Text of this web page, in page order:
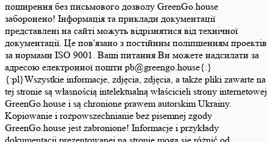
поширення без письмового дозволу GreenGo.house
заборонено! Інформація та приклади документації
представлені на сайті можуть відрізнятися від технічної
документації. Це пов'язано з постійним поліпшенням проектів
за нормами ISO 9001. Ваші питання Ви можете надсилати за
адресою електронної пошти pb@greengo.house{:}
{:pl}Wszystkie informacje, zdjęcia, zdjęcia, a także pliki zawarte na
tej stronie są własnością intelektualną właścicieli strony internetowej
GreenGo.house i są chronione prawem autorskim Ukrainy.
Kopiowanie i rozpowszechnianie bez pisemnej zgody
GreenGo.house jest zabronione! Informacje i przykłady
dokumentacji prezentowanej na stronie mogą się różnić od